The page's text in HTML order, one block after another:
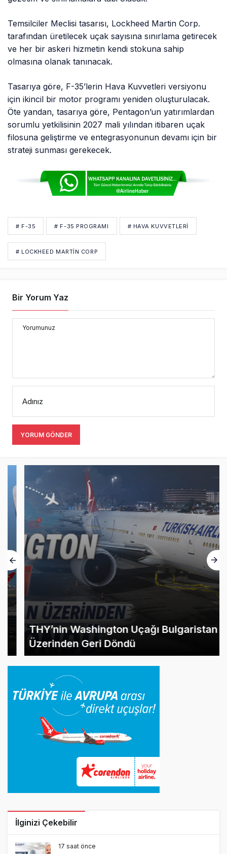
Temsilciler Meclisi tasarısı, Lockheed Martin Corp.
tarafından üretilecek uçak sayısına sınırlama getirecek
ve her bir askeri hizmetin kendi stokuna sahip
olmasına olanak tanınacak.
Tasarıya göre, F-35’lerin Hava Kuvvetleri versiyonu
için ikincil bir motor programı yeniden oluşturulacak.
Öte yandan, tasarıya göre, Pentagon’un yatırımlardan
sorumlu yetkilisinin 2027 mali yılından itibaren uçak
filosuna geliştirme ve entegrasyonunun devamı için bir
strateji sunması gerekecek.
# F-35 # F-35 PROGRAMI # HAVA KUVVETLERI
# LOCKHEED MARTIN CORP
Bir Yorum Yaz
Yorumunuz
Adınız
YORUM GÖNDER
THY’nin Washington Uçağı Bulgaristan
Üzerinden Geri Döndü
İlginizi Çekebilir
17 saat önce